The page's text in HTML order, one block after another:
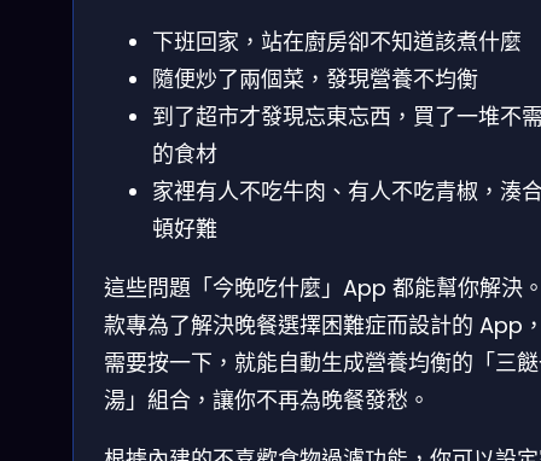
下班回家，站在廚房卻不知道該煮什麼
隨便炒了兩個菜，發現營養不均衡
到了超市才發現忘東忘西，買了一堆不
的食材
家裡有人不吃牛肉、有人不吃青椒，湊
頓好難
這些問題「今晚吃什麼」App 都能幫你解決
款專為了解決晚餐選擇困難症而設計的 App
需要按一下，就能自動生成營養均衡的「三
湯」組合，讓你不再為晚餐發愁。